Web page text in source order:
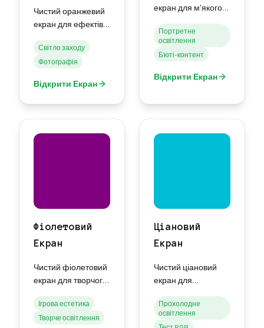
Чистий оранжевий
екран для ефектів
сонця та теплої
атмосфери.
Світло заходу
Фотографія
Відкрити Екран
екран для м'якого
естетичної
фотографії та
творчих проектів.
Портретне
освітлення
Б'юті-контент
Відкрити Екран
Фіолетовий
Екран
Чистий фіолетовий
екран для творчого
естетики та
атмосферних
Ігрова естетика
Творче освітлення
Ціановий
Екран
Чистий ціановий
екран для
кольору,
прохолодного
Прохолодне
освітлення